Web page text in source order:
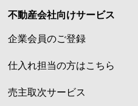
不動産会社向けサービス
企業会員のご登録
仕入れ担当の方はこちら
売主取次サービス